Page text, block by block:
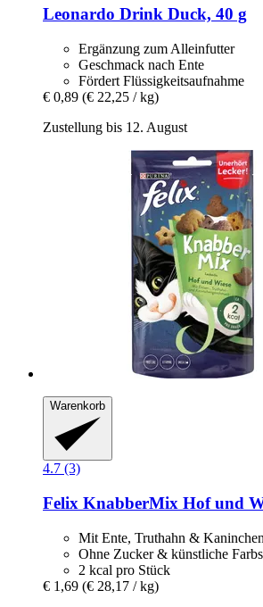
Leonardo Drink Duck, 40 g
Ergänzung zum Alleinfutter
Geschmack nach Ente
Fördert Flüssigkeitsaufnahme
€ 0,89 (€ 22,25 / kg)
Zustellung bis 12. August
Warenkorb
4.7 (3)
Felix KnabberMix Hof und
Mit Ente, Truthahn & Kaninchen
Ohne Zucker & künstliche
2 kcal pro Stück
€ 1,69 (€ 28,17 / kg)